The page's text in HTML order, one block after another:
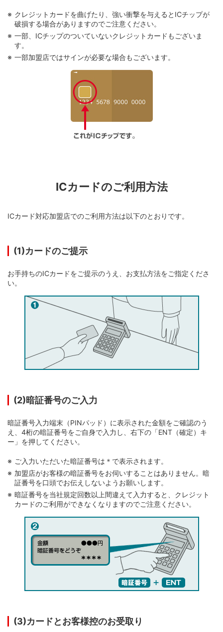
クレジットカードを曲げたり、強い衝撃を与えるとICチップが
破損する場合がありますのでご注意ください。
一部、ICチップのついていないクレジットカードもございま
す。
一部加盟店ではサインが必要な場合もございます。
ICカードのご利用方法
ICカード対応加盟店でのご利用方法は以下のとおりです。
(1)カードのご提示
お手持ちのICカードをご提示のうえ、お支払方法をご指定くださ
い。
(2)暗証番号のご入力
暗証番号入力端末（PINパッド）に表示された金額をご確認のう
え、4桁の暗証番号をご自身で入力し、右下の「ENT（確定）キ
ー」を押してください。
ご入力いただいた暗証番号は＊で表示されます。
加盟店がお客様の暗証番号をお伺いすることはありません。暗
証番号を口頭でお伝えしないようお願いします。
暗証番号を当社規定回数以上間違えて入力すると、クレジット
カードのご利用ができなくなりますのでご注意ください。
(3)カードとお客様控のお受取り